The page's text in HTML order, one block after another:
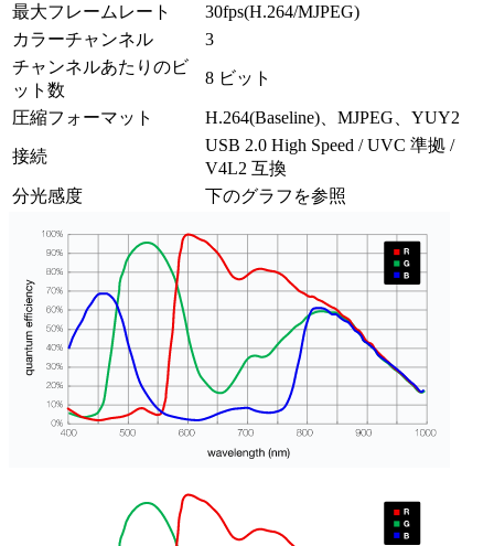
最大フレームレート
30fps(H.264/MJPEG)
カラーチャンネル
3
チャンネルあたりのビ
ット数
8 ビット
圧縮フォーマット H.264(Baseline)、MJPEG、YUY2
接続
USB 2.0 High Speed / UVC 準拠 /
V4L2 互換
分光感度
下のグラフを参照